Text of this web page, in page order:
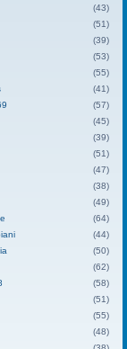
(43)
(51)
(39)
(53)
(55)
(41)
(57)
(45)
(39)
(51)
(47)
(38)
(49)
(64)
(44)
(50)
(62)
(58)
(51)
(55)
(48)